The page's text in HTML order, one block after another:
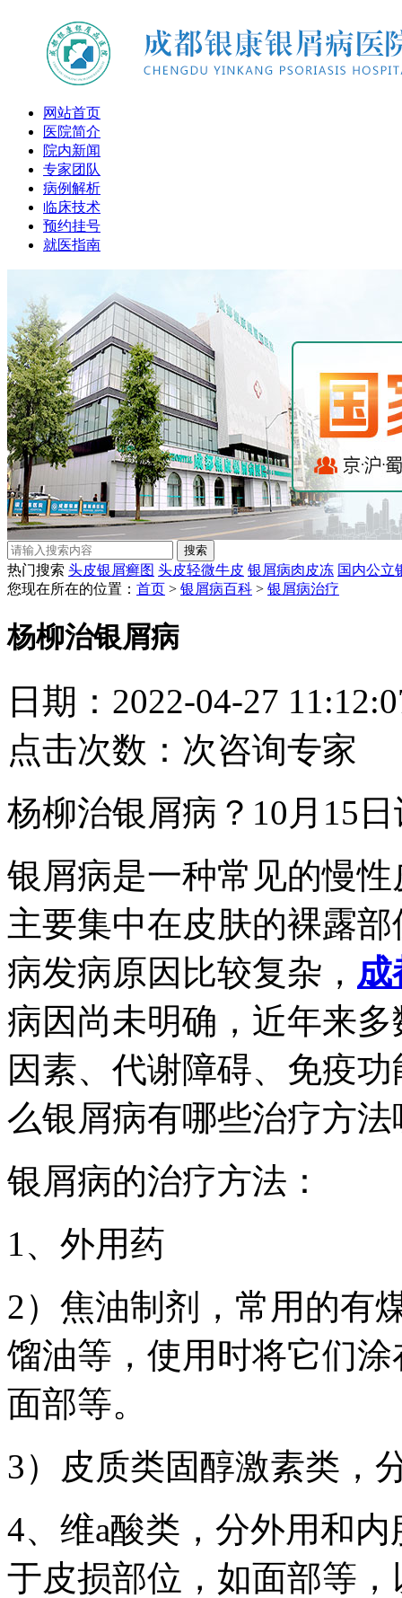
网站首页
医院简介
院内新闻
专家团队
病例解析
临床技术
预约挂号
就医指南
热门搜索 头皮银屑癣图 头皮轻微牛皮 银屑病肉皮冻 国内公立
您现在所在的位置： 首页 > 银屑病百科 > 银屑病治疗
杨柳治银屑病
日期：2022-04-27
点击次数： 次咨询专家
杨柳治银屑病？10月15
银屑病是一种常见的慢
主要集中在皮肤的裸露
病发病原因比较复杂， 成
病因尚未明确，近年来
因素、代谢障碍、免疫
么银屑病有哪些治疗方法
银屑病的治疗方法：
1、外用药
2）焦油制剂，常用的有
馏油等，使用时将它们
面部等。
3）皮质类固醇激素类，
4、维a酸类，分外用和
于皮损部位，如面部等